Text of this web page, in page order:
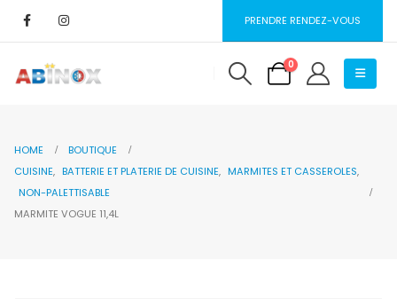
PRENDRE RENDEZ-VOUS
0
HOME
BOUTIQUE
CUISINE, BATTERIE ET PLATERIE DE CUISINE, MARMITES ET CASSEROLES,
NON-PALETTISABLE
MARMITE VOGUE 11,4L